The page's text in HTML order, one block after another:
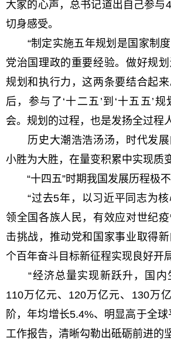
大家的心声，总书记道出自己参与
切身感受。
“制定实施五年规划是国家制度
党治国理政的重要经验。做好规
规划和执行力，这两条要结合起
后，参与了‘十二五’到‘十五五’
会。规划的过程，也是发扬全过程
历史大潮浩浩汤汤，时代发展
小胜为大胜，在量变积累中实现质
“十四五”时期我国发展历程极不
“过去5年，以习近平同志为核
领全国各族人民，有效应对世纪
击挑战，推动党和国家事业取得
个百年奋斗目标新征程实现良好开
“经济总量实现新跃升，国内
110万亿元、120万亿元、130万
阶，年均增长5.4%、明显高于全
工作报告，清晰勾勒出砥砺前进的